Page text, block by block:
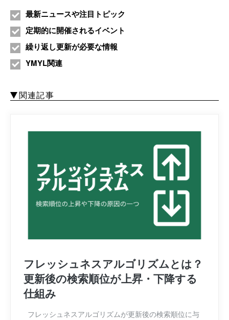
最新ニュースや注目トピック
定期的に開催されるイベント
繰り返し更新が必要な情報
YMYL関連
関連記事
フレッシュネスアルゴリズムとは？
更新後の検索順位が上昇・下降する
仕組み
フレッシュネスアルゴリズムが更新後の検索順位に与